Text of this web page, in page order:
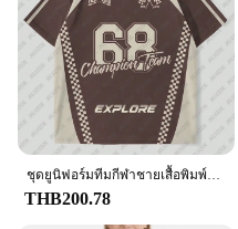
Quantity: Sold in sets,
individual purchase
Features:
**Unmatched Comfort
Crafted from premium
Champion Tshirt is
unparalleled comfort
fabric ensures that you
ชุดยูนิฟอร์มทีมกีฬาชายเสื้อพิมพ์ลาย68, เสื้อแข่งซินเนลพ์แขนลายสั้นดิจิตัล3D เสื้อ Baju atasan olahraga ลำลอง
THB200.78